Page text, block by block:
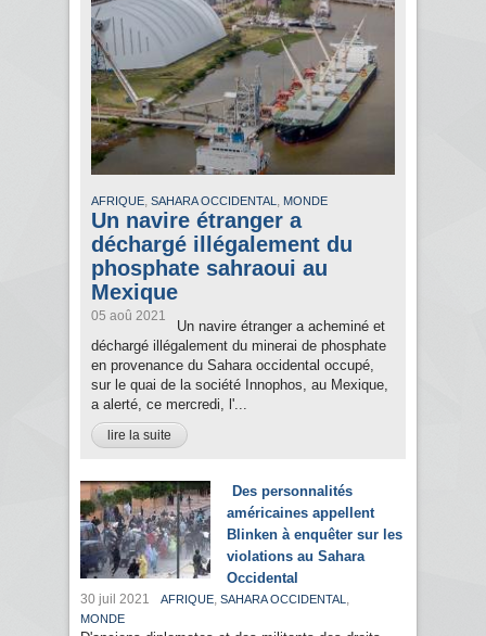
AFRIQUE, SAHARA OCCIDENTAL , MONDE
Un navire étranger a
déchargé illégalement du
phosphate sahraoui au
Mexique
05 aoû 2021
Un navire étranger a acheminé et
déchargé illégalement du minerai de phosphate
en provenance du Sahara occidental occupé,
sur le quai de la société Innophos, au Mexique,
a alerté, ce mercredi, l'...
lire la suite
Des personnalités
américaines appellent
Blinken à enquêter sur les
violations au Sahara
Occidental
30 juil 2021 AFRIQUE, SAHARA OCCIDENTAL ,
MONDE